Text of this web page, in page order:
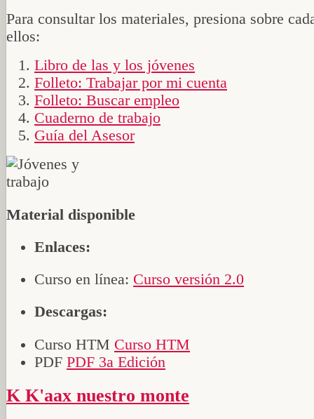
Para consultar los materiales, presiona sobre
ellos:
Libro de las y los jóvenes
Folleto: Trabajar por mi cuenta
Folleto: Buscar empleo
Cuaderno de trabajo
Guía del Asesor
Material disponible
Enlaces:
Curso en línea: Curso versión 2.0
Descargas:
Curso HTM Curso HTM
PDF PDF 3a Edición
K K'aax nuestro monte